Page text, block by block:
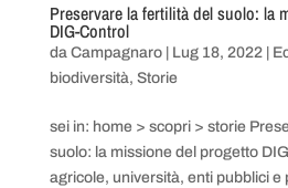
Preservare la fertilità del suolo: la
DIG-Control
da Campagnaro| Lug 18, 2022|
biodiversità, Storie
sei in: home > scopri > storie
suolo: la missione del progetto
agricole, università, enti pubblici e